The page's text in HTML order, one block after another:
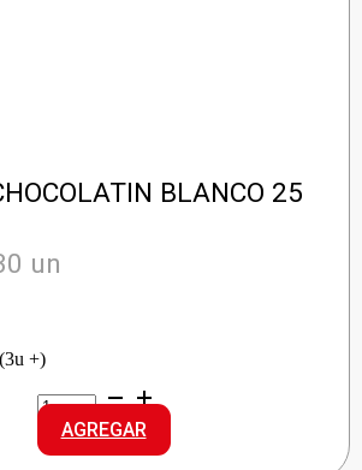
BLANCO 25
un
+)
MISKY
CHOCOLATIN
BLANCO
cantidad
AGREGAR